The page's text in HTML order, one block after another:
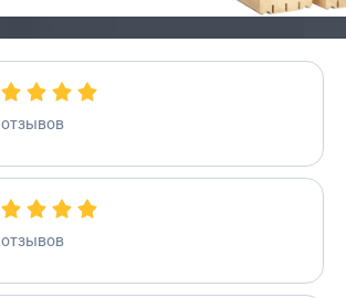
отзывов
отзывов